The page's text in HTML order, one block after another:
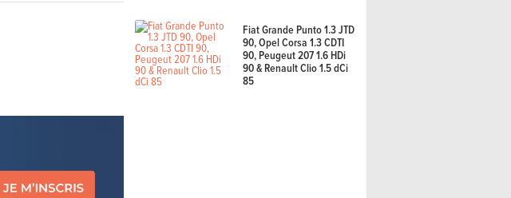
Fiat Grande Punto 1.3 JTD
90, Opel Corsa 1.3 CDTI
90, Peugeut 207 1.6 HDi
90 & Renault Clio 1.5 dCi
85